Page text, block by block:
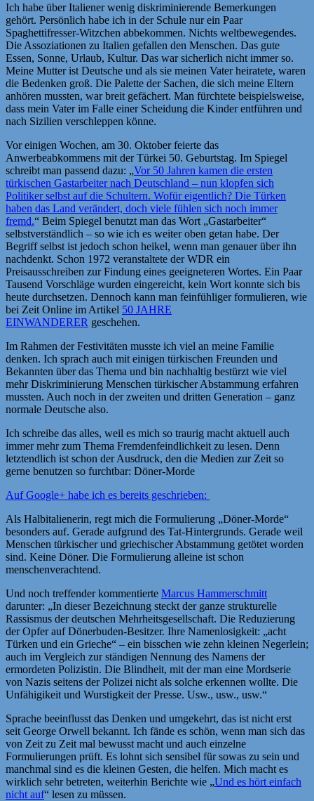
Ich habe über Italiener wenig diskriminierende Bemerkungen
gehört. Persönlich habe ich in der Schule nur ein Paar
Spaghettifresser-Witzchen abbekommen. Nichts weltbewegendes.
Die Assoziationen zu Italien gefallen den Menschen. Das gute
Essen, Sonne, Urlaub, Kultur. Das war sicherlich nicht immer so.
Meine Mutter ist Deutsche und als sie meinen Vater heiratete, waren
die Bedenken groß. Die Palette der Sachen, die sich meine Eltern
anhören mussten, war breit gefächert. Man fürchtete beispielsweise,
dass mein Vater im Falle einer Scheidung die Kinder entführen und
nach Sizilien verschleppen könne.
Vor einigen Wochen, am 30. Oktober feierte das
Anwerbeabkommens mit der Türkei 50. Geburtstag. Im Spiegel
schreibt man passend dazu: „Vor 50 Jahren kamen die ersten
türkischen Gastarbeiter nach Deutschland – nun klopfen sich
Politiker selbst auf die Schultern. Wofür eigentlich? Die Türken
haben das Land verändert, doch viele fühlen sich noch immer
fremd.“ Beim Spiegel benutzt man das Wort „Gastarbeiter“
selbstverständlich – so wie ich es weiter oben getan habe. Der
Begriff selbst ist jedoch schon heikel, wenn man genauer über ihn
nachdenkt. Schon 1972 veranstaltete der WDR ein
Preisausschreiben zur Findung eines geeigneteren Wortes. Ein Paar
Tausend Vorschläge wurden eingereicht, kein Wort konnte sich bis
heute durchsetzen. Dennoch kann man feinfühliger formulieren, wie
bei Zeit Online im Artikel 50 JAHRE
EINWANDERER geschehen.
Im Rahmen der Festivitäten musste ich viel an meine Familie
denken. Ich sprach auch mit einigen türkischen Freunden und
Bekannten über das Thema und bin nachhaltig bestürzt wie viel
mehr Diskriminierung Menschen türkischer Abstammung erfahren
mussten. Auch noch in der zweiten und dritten Generation – ganz
normale Deutsche also.
Ich schreibe das alles, weil es mich so traurig macht aktuell auch
immer mehr zum Thema Fremdenfeindlichkeit zu lesen. Denn
letztendlich ist schon der Ausdruck, den die Medien zur Zeit so
gerne benutzen so furchtbar: Döner-Morde
Auf Google+ habe ich es bereits geschrieben:
Als Halbitalienerin, regt mich die Formulierung „Döner-Morde“
besonders auf. Gerade aufgrund des Tat-Hintergrunds. Gerade weil
Menschen türkischer und griechischer Abstammung getötet worden
sind. Keine Döner. Die Formulierung alleine ist schon
menschenverachtend.
Und noch treffender kommentierte Marcus Hammerschmitt
darunter: „In dieser Bezeichnung steckt der ganze strukturelle
Rassismus der deutschen Mehrheitsgesellschaft. Die Reduzierung
der Opfer auf Dönerbuden-Besitzer. Ihre Namenlosigkeit: „acht
Türken und ein Grieche“ – ein bisschen wie zehn kleinen Negerlein;
auch im Vergleich zur ständigen Nennung des Namens der
ermordeten Polizistin. Die Blindheit, mit der man eine Mordserie
von Nazis seitens der Polizei nicht als solche erkennen wollte. Die
Unfähigikeit und Wurstigkeit der Presse. Usw., usw., usw.“
Sprache beeinflusst das Denken und umgekehrt, das ist nicht erst
seit George Orwell bekannt. Ich fände es schön, wenn man sich das
von Zeit zu Zeit mal bewusst macht und auch einzelne
Formulierungen prüft. Es lohnt sich sensibel für sowas zu sein und
manchmal sind es die kleinen Gesten, die helfen. Mich macht es
wirklich sehr betreten, weiterhin Berichte wie „Und es hört einfach
nicht auf“ lesen zu müssen.